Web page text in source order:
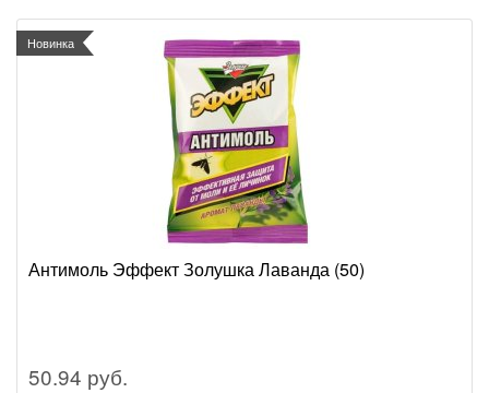
Новинка
Антимоль Эффект Золушка Лаванда (50)
50.94 руб.